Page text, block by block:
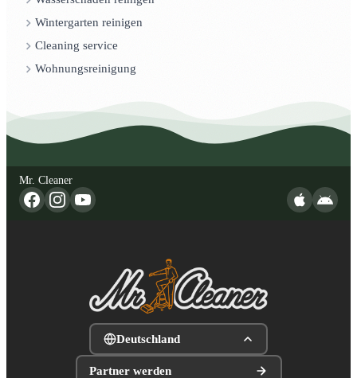
Wintergarten reinigen
Cleaning service
Wohnungsreinigung
Mr. Cleaner
Deutschland
Partner werden